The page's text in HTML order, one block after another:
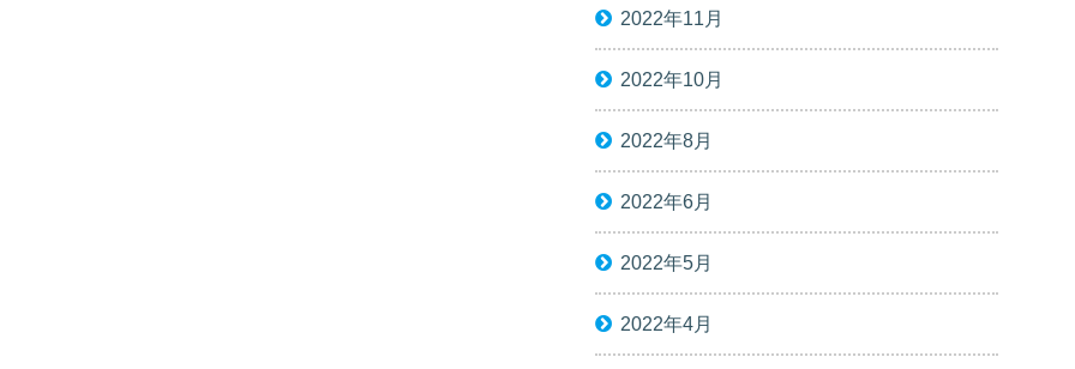
2022年11月
2022年10月
2022年8月
2022年6月
2022年5月
2022年4月